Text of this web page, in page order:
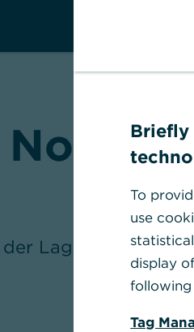
Lage sind Ihre
Briefly
To
use
display
following
Tag